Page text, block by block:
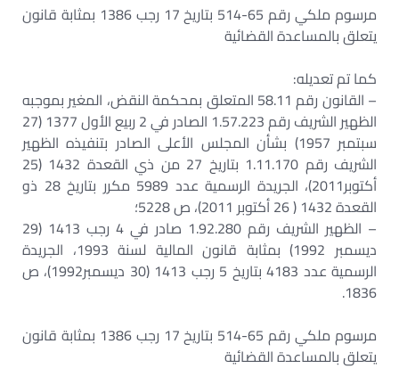
مرسوم ملكي رقم 65-514 بتاريخ 17 رجب 1386 بمثابة قانون
يتعلق بالمساعدة القضائية
كما تم تعديله:
– القانون رقم 58.11 المتعلق بمحكمة النقض، المغير بموجبه
الظهير الشريف رقم 1.57.223 الصادر في 2 ربيع الأول 1377 (27
سبتمبر 1957) بشأن المجلس الأعلى الصادر بتنفيذه الظهير
الشريف رقم 1.11.170 بتاريخ 27 من ذي القعدة 1432 (25
أكتوبر2011)، الجريدة الرسمية عدد 5989 مكرر بتاريخ 28 ذو
القعدة 1432 ( 26 أكتوبر 2011)، ص 5228؛
– الظهير الشريف رقم 1.92.280 صادر في 4 رجب 1413 (29
ديسمبر 1992) بمثابة قانون المالية لسنة 1993، الجريدة
الرسمية عدد 4183 بتاريخ 5 رجب 1413 (30 ديسمبر1992)، ص
1836.
مرسوم ملكي رقم 65-514 بتاريخ 17 رجب 1386 بمثابة قانون
يتعلق بالمساعدة القضائية